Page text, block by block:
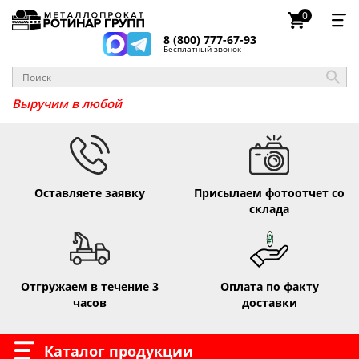
8 (800) 777-67-93
Бесплатный звонок
0
Выручим в люб
Оставляете заявку
Присылаем фотоотчет со
склада
Отгружаем в течение 3
часов
Оплата по факту
доставки
Каталог продукции